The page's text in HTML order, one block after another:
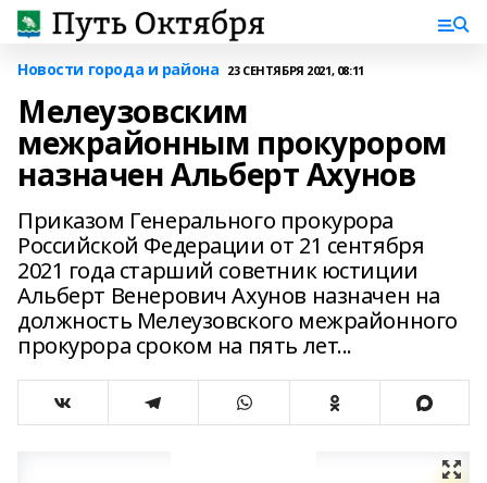
Новости города и района 23 СЕНТЯБРЯ 2021, 08:11
Мелеузовским
межрайонным прокурором
назначен Альберт Ахунов
Приказом Генерального прокурора
Российской Федерации от 21 сентября
2021 года старший советник юстиции
Альберт Венерович Ахунов назначен на
должность Мелеузовского межрайонного
прокурора сроком на пять лет...